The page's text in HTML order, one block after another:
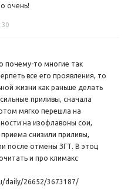
очень!
почему-то многие так
все его проявления, то
жизни как раньше делать
приливы, сначала
мягко перешла на
на изофлавоны сои,
снизили приливы,
после отмены ЗГТ. В этоц
и про климакс
daily/26652/3673187/